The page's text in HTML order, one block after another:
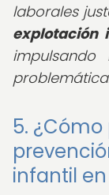
laborales
explotación
5.
infantil